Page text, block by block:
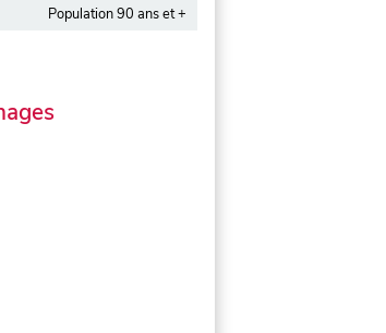
Population 90 ans et +